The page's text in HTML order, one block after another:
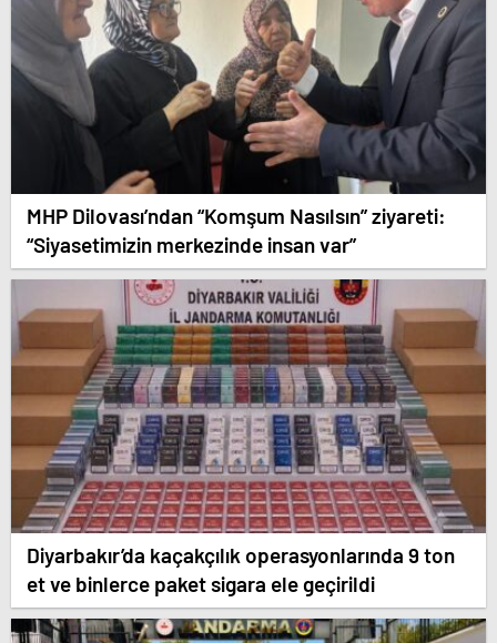
MHP Dilovası’ndan “Komşum Nasılsın” ziyareti:
“Siyasetimizin merkezinde insan var”
Diyarbakır’da kaçakçılık operasyonlarında 9 ton
et ve binlerce paket sigara ele geçirildi